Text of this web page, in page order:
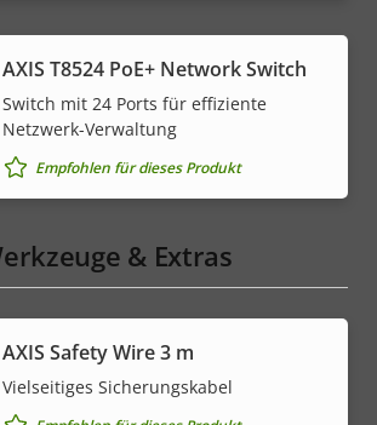
AXIS T8524 PoE+ Network Switch
Switch mit 24 Ports für effiziente
Netzwerk-Verwaltung
Empfohlen für dieses Produkt
& Extras
AXIS Safety Wire 3 m
Vielseitiges Sicherungskabel